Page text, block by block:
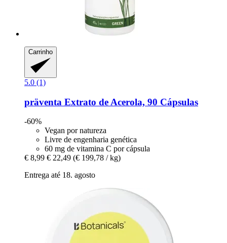
Carrinho
5.0 (1)
präventa Extrato de Acerola, 90 Cápsulas
-60%
Vegan por natureza
Livre de engenharia genética
60 mg de vitamina C por cápsula
€ 8,99 € 22,49 (€ 199,78 / kg)
Entrega até 18. agosto